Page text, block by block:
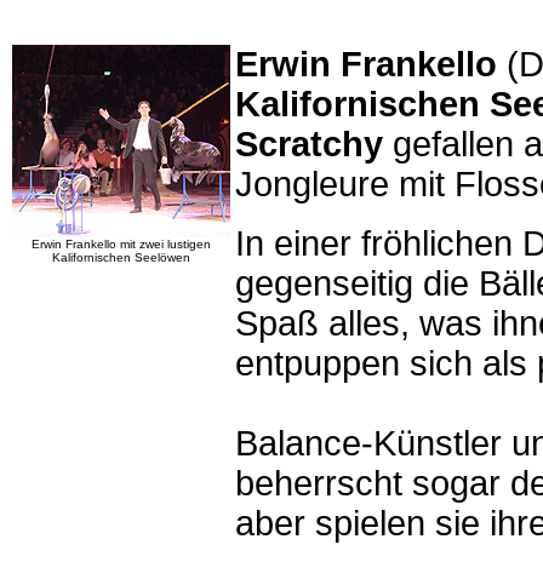
Erwin Frankello mit zwei lustigen
Kalifornischen Seelöwen
Erwin Frankello
Kalifornischen
Scratchy gefallen
Jongleure mit
In einer fröhlichen
gegenseitig die
Spaß alles, was
entpuppen sich als
Balance-Künstler
beherrscht sogar
aber spielen sie